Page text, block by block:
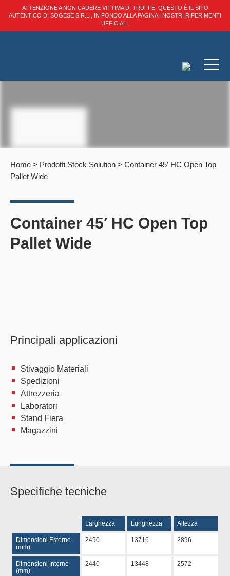
ATTENZIONE A NON CADERE VITTIMA DI TRUFFE: QUESTO È IL SITO
AUTENTICO DI SOGESE S.R.L., IN FONDO ALLA PAGINA I NOSTRI RIFERIMENTI
UFFICIALI.
Home > Prodotti Stock Solution > Container 45′ HC Open Top
Pallet Wide
Container 45′ HC Open Top
Pallet Wide
Principali applicazioni
Stivaggio Materiali
Spedizioni
Attrezzeria
Laboratori
Stand Fiera
Magazzini
Specifiche tecniche
Larghezza Lunghezza Altezza
Dimensioni Esterne
(mm)
2490 13716 2896
Dimensioni Interne
(mm)
2440 13448 2572